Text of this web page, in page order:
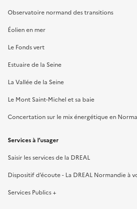
Observatoire normand des transitions
Éolien en mer
Le Fonds vert
Estuaire de la Seine
La Vallée de la Seine
Le Mont Saint-Michel et sa baie
Concertation sur le mix énergétique en
Services à l’usager
Saisir les services de la DREAL
Dispositif d’écoute - La DREAL Normandie à
Services Publics +